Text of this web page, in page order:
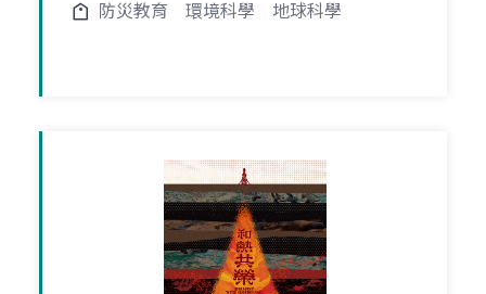
防災教育 環境科學 地球科學